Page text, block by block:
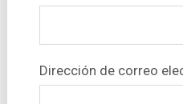
Dirección de correo